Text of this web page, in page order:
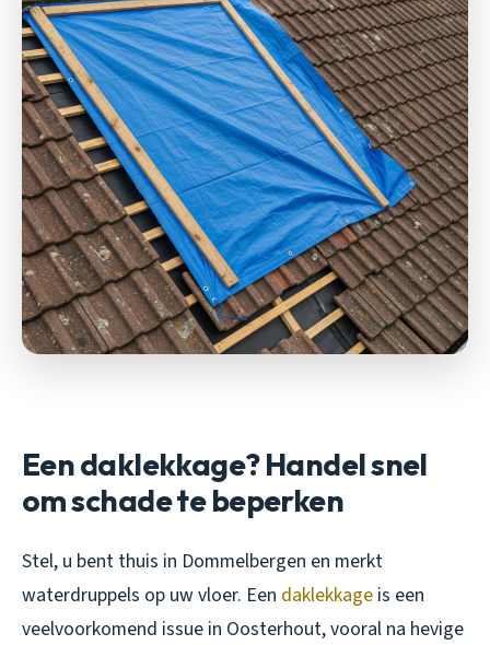
Een daklekkage? Handel snel
om schade te beperken
Stel, u bent thuis in Dommelbergen en merkt
waterdruppels op uw vloer. Een daklekkage is een
veelvoorkomend issue in Oosterhout, vooral na hevige